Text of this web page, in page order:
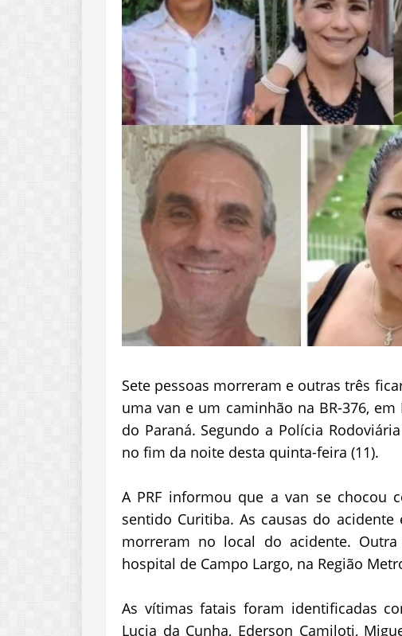
Sete pessoas morreram e outras três
uma van e um caminhão na BR-376,
do Paraná. Segundo a Polícia
no fim da noite desta quinta-feira (11).
A PRF informou que a van se chocou
sentido Curitiba. As causas do acidente
morreram no local do acidente.
hospital de Campo Largo, na Região
As vítimas fatais foram identificadas
Lucia da Cunha, Ederson Camiloti,